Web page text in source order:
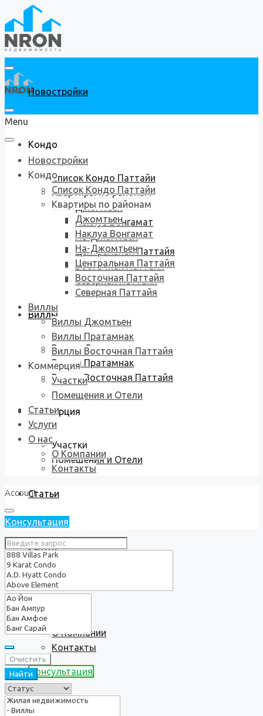
Новостройки
Кондо
Список Кондо Паттайи
Квартиры по районам
Джомтьен
Наклуа Вонгамат
На-Джомтьен
Центральная Паттайя
Восточная Паттайя
Северная Паттайя
Виллы
Виллы Джомтьен
Виллы Пратамнак
Виллы Восточная Паттайя
Коммерция
Участки
Помещения и Отели
Статьи
Услуги
О нас
О Компании
Контакты
Консультация
Menu
Новостройки
Кондо
Список Кондо Паттайи
Квартиры по районам
Джомтьен
Наклуа Вонгамат
На-Джомтьен
Центральная Паттайя
Восточная Паттайя
Северная Паттайя
Виллы
Виллы Джомтьен
Виллы Пратамнак
Виллы Восточная Паттайя
Коммерция
Участки
Помещения и Отели
Статьи
Услуги
О нас
О Компании
Контакты
Account
Консультация
Очистить
Найти